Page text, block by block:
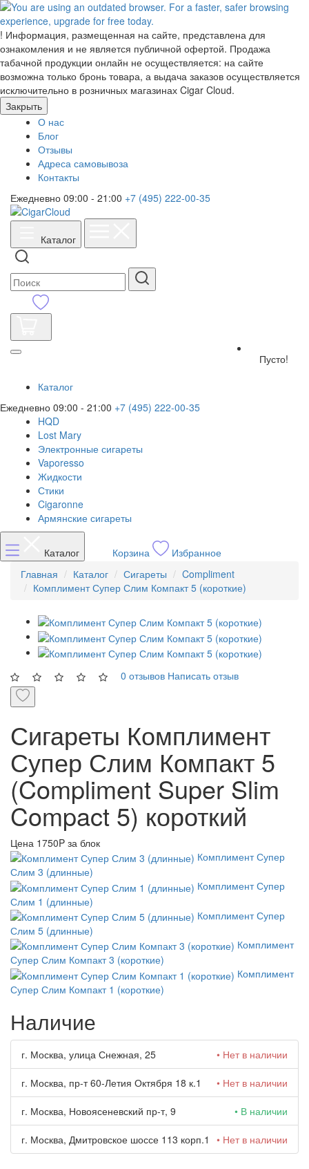
! Информация, размещенная на сайте, представлена для
ознакомления и не является публичной офертой. Продажа
табачной продукции онлайн не осуществляется: на сайте
возможна только бронь товара, а выдача заказов осуществляется
исключительно в розничных магазинах Cigar Cloud.
Закрыть
О нас
Блог
Отзывы
Адреса самовывоза
Контакты
Ежедневно 09:00 - 21:00 +7 (495) 222-00-35
Каталог
Пусто!
Каталог
Ежедневно 09:00 - 21:00 +7 (495) 222-00-35
HQD
Lost Mary
Электронные сигареты
Vaporesso
Жидкости
Стики
Cigaronne
Армянские сигареты
Каталог Корзина
Избранное
Главная
Каталог Сигареты
Compliment
Комплимент Супер Слим Компакт 5 (короткие)
0 отзывов Написать отзыв
Сигареты Комплимент
Супер Слим Компакт 5
(Compliment Super Slim
Compact 5) короткий
Цена 1750P за блок
Комплимент Супер
Слим 3 (длинные)
Комплимент Супер
Слим 1 (длинные)
Комплимент Супер
Слим 5 (длинные)
Комплимент
Супер Слим Компакт 3 (короткие)
Комплимент
Супер Слим Компакт 1 (короткие)
Наличие
г. Москва, улица Снежная, 25 • Нет в наличии
г. Москва, пр-т 60-Летия Октября 18 к.1 • Нет в наличии
г. Москва, Новоясеневский пр-т, 9 • В наличии
г. Москва, Дмитровское шоссе 113 корп.1 • Нет в наличии